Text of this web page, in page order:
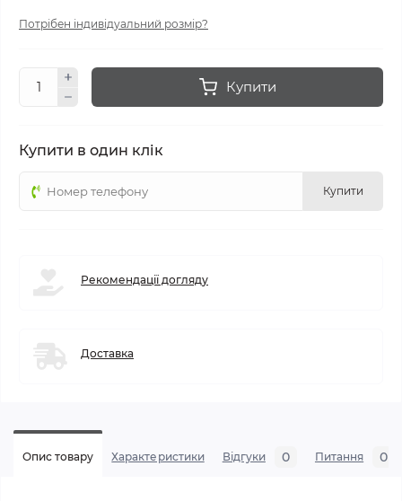
Потрібен індивідуальний розмір?
Купити
Купити в один клік
Купити
Рекомендації догляду
Доставка
Опис товару Характеристики Відгуки 0 Питання 0